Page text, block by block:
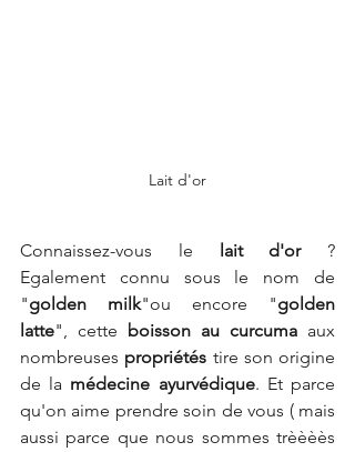
Lait d'or
Connaissez-vous le lait d'or ?
Egalement connu sous le nom de
"golden milk"ou encore "golden
latte", cette boisson au curcuma aux
nombreuses propriétés tire son origine
de la médecine ayurvédique. Et parce
qu'on aime prendre soin de vous ( mais
aussi parce que nous sommes trèèèès